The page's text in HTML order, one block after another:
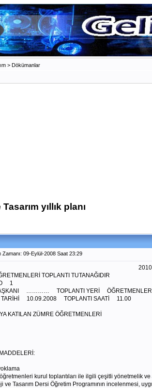
> Dökümanlar
yıllık planı
09-Eylül-2008 Saat 23:29
2011 EĞİTİM – ÖĞRETİM YILI,
TOPLANTI TUTANAĞIDIR
1
………… TOPLANTI YERİ ÖĞRETMENLER
TARİHİ 10.09.2008 TOPLANTI SAATİ 11.00
KATILAN ZÜMRE ÖĞRETMENLERİ
kurul toplantıları ile ilgili çeşitli yönetmelik
ve Tasarım Dersi Öğretim Programının incelenmesi,